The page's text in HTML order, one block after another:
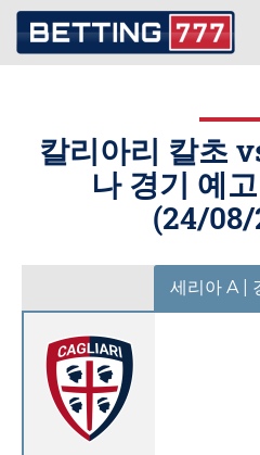
칼리아리 칼초
나 경기 예
(24/08/
세리아 A |